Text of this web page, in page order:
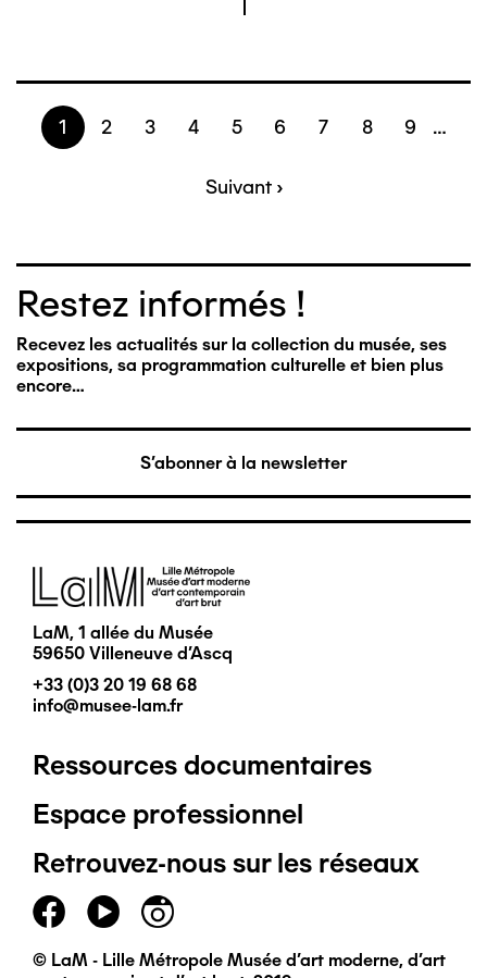
Pagination
Page
1 Page
2 Page
3 Page
4 Page
5 Page
6 Page
7 Page
8 Page
9 …
Page
Suivant ›
Restez informés !
Recevez les actualités sur la collection du musée, ses
expositions, sa programmation culturelle et bien plus
encore…
S'abonner à la newsletter
Image
LaM, 1 allée du Musée
59650 Villeneuve d'Ascq
+33 (0)3 20 19 68 68
info@musee-lam.fr
Pied
de
page
principal
Ressources documentaires
Espace professionnel
Retrouvez-nous sur les réseaux
© LaM - Lille Métropole Musée d'art moderne, d'art